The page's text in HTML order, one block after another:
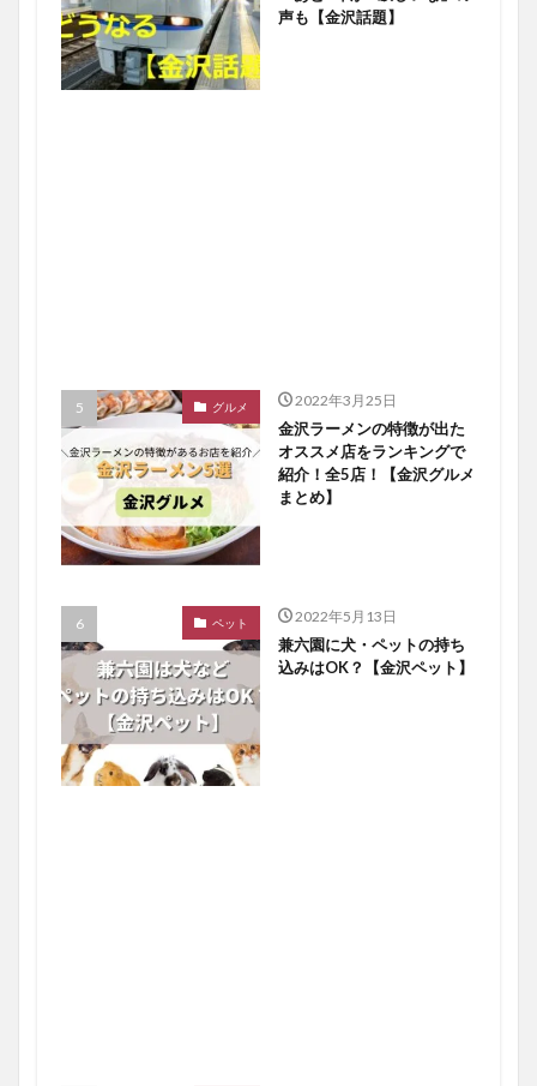
声も【金沢話題】
グルメ 2022年3月25日
金沢ラーメンの特徴が出た
オススメ店をランキングで
紹介！全5店！【金沢グルメ
まとめ】
ペット 2022年5月13日
兼六園に犬・ペットの持ち
込みはOK？【金沢ペット】